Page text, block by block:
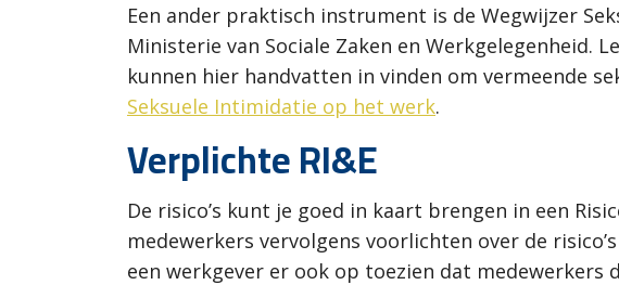
Een ander praktisch instrument is de Wegwijzer
Ministerie van Sociale Zaken en Werkgelegenheid.
kunnen hier handvatten in vinden om vermeende
Seksuele Intimidatie op het werk.
Verplichte RI&E
De risico’s kunt je goed in kaart brengen in een
medewerkers vervolgens voorlichten over de
een werkgever er ook op toezien dat